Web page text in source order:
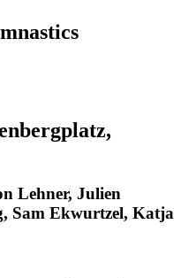
Lehner, Julien
Sam Ekwurtzel, Katja